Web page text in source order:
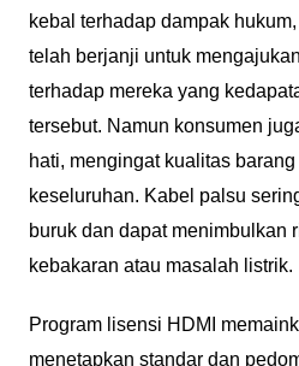
kebal terhadap dampak
telah berjanji untuk
terhadap mereka yang
tersebut. Namun konsumen
hati, mengingat kualitas
keseluruhan. Kabel palsu
buruk dan dapat menimbulkan
kebakaran atau masalah listrik.
Program lisensi HDMI
menetapkan standar dan